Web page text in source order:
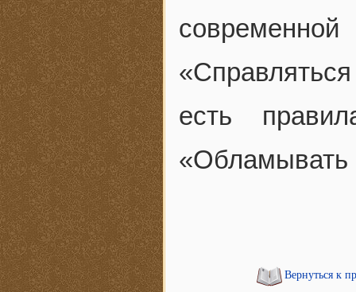
есть
«Обламывать
Вернуться к